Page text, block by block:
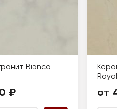
Bianco
₽ от